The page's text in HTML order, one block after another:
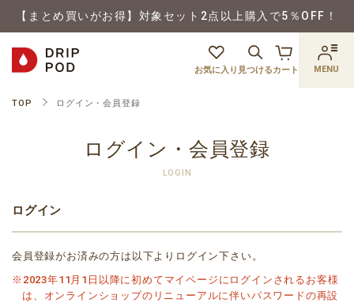
【まとめ買いがお得】対象セット2点以上購入で5％OFF！
お気に入り 見つけるカート MENU
TOP ログイン・会員登録
ログイン・会員登録
LOGIN
ログイン
会員登録がお済みの方は以下よりログイン下さい。
※2023年11月1日以降に初めてマイページにログインされるお客様
は、オンラインショップのリニューアルに伴いパスワードの再設